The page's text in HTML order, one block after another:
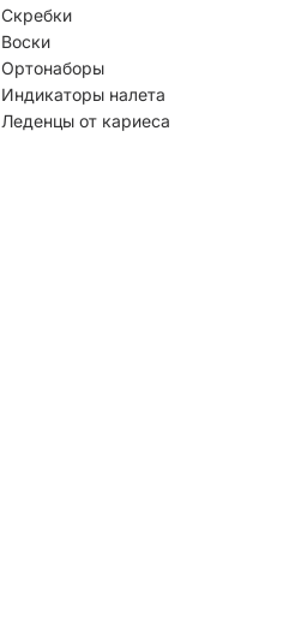
Скребки
Воски
Ортонаборы
Индикаторы налета
Леденцы от кариеса